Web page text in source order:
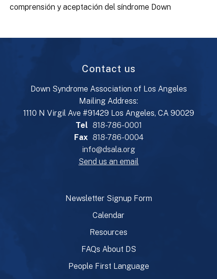
comprensión y aceptación del síndrome Down
Contact us
Down Syndrome Association of Los Angeles
Mailing Address:
1110 N Virgil Ave #91429 Los Angeles, CA 90029
Tel 818-786-0001
Fax 818-786-0004
info@dsala.org
Send us an email
Newsletter Signup Form
Calendar
Resources
FAQs About DS
People First Language